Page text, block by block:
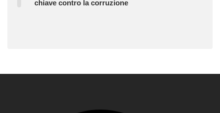
chiave contro la corruzione